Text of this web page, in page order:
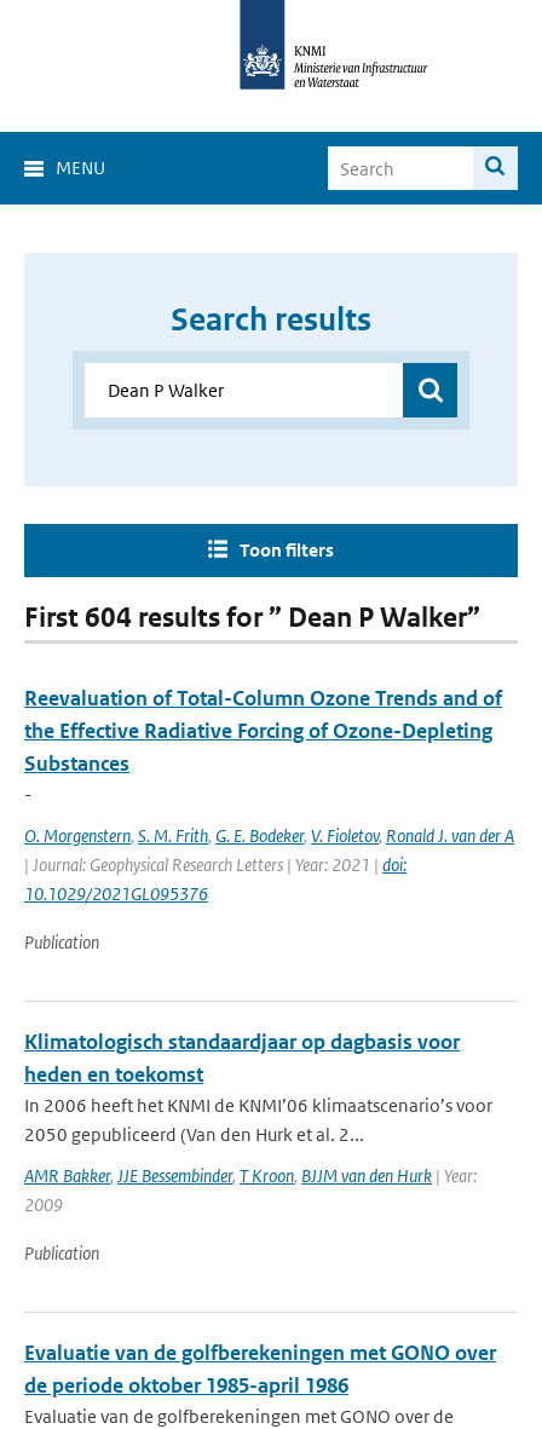
MENU
Search results
Toon filters
First 604 results for ” Dean P Walker”
Reevaluation of Total-Column Ozone Trends and of
the Effective Radiative Forcing of Ozone-Depleting
Substances
-
O. Morgenstern, S. M. Frith, G. E. Bodeker, V. Fioletov, Ronald J. van der A
| Journal: Geophysical Research Letters | Year: 2021 | doi:
10.1029/2021GL095376
Publication
Klimatologisch standaardjaar op dagbasis voor
heden en toekomst
In 2006 heeft het KNMI de KNMI’06 klimaatscenario’s voor
2050 gepubliceerd (Van den Hurk et al. 2...
AMR Bakker, JJE Bessembinder, T Kroon, BJJM van den Hurk | Year:
2009
Publication
Evaluatie van de golfberekeningen met GONO over
de periode oktober 1985-april 1986
Evaluatie van de golfberekeningen met GONO over de